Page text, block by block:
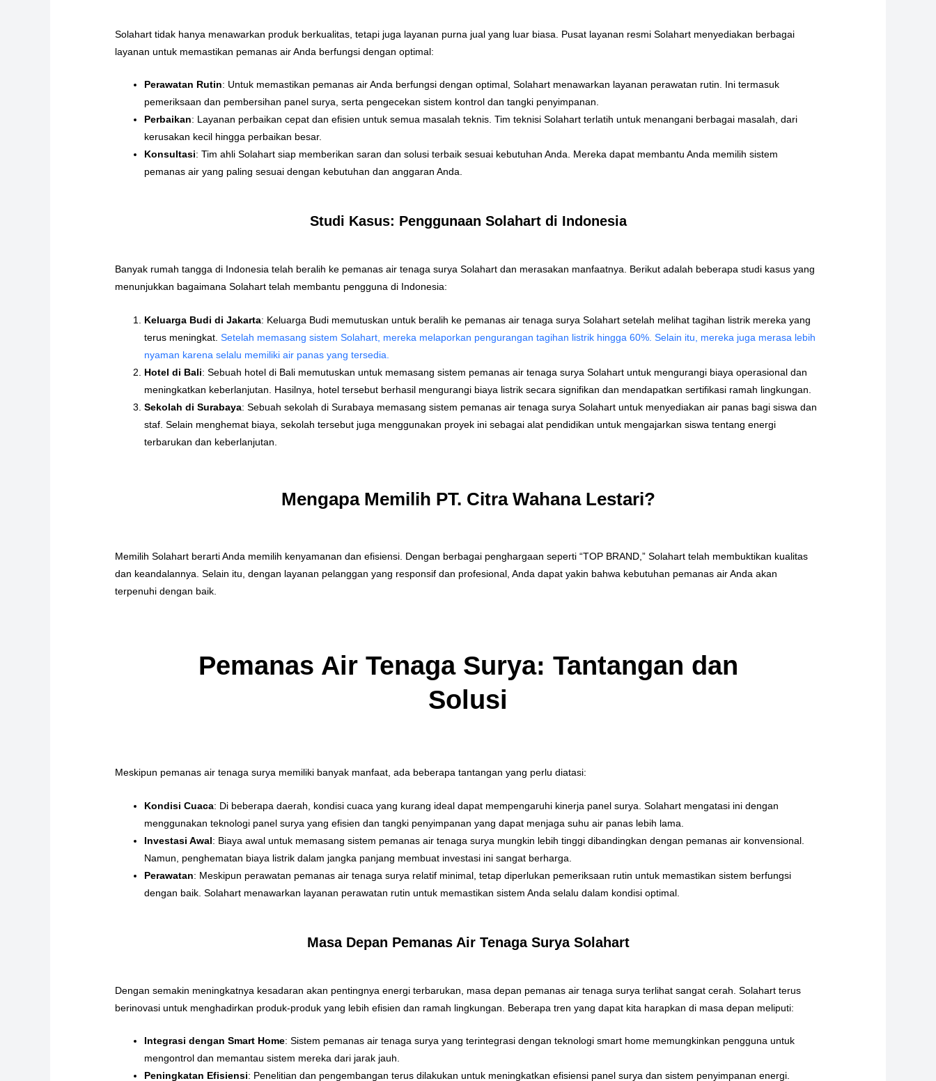
Solahart tidak hanya menawarkan produk berkualitas, tetapi juga layanan purna jual yang luar biasa. Pusat layanan resmi Solahart menyediakan berbagai
layanan untuk memastikan pemanas air Anda berfungsi dengan optimal:
Perawatan Rutin: Untuk memastikan pemanas air Anda berfungsi dengan optimal, Solahart menawarkan layanan perawatan rutin. Ini termasuk
pemeriksaan dan pembersihan panel surya, serta pengecekan sistem kontrol dan tangki penyimpanan.
Perbaikan: Layanan perbaikan cepat dan efisien untuk semua masalah teknis. Tim teknisi Solahart terlatih untuk menangani berbagai masalah, dari
kerusakan kecil hingga perbaikan besar.
Konsultasi: Tim ahli Solahart siap memberikan saran dan solusi terbaik sesuai kebutuhan Anda. Mereka dapat membantu Anda memilih sistem
pemanas air yang paling sesuai dengan kebutuhan dan anggaran Anda.
Studi Kasus: Penggunaan Solahart di Indonesia
Banyak rumah tangga di Indonesia telah beralih ke pemanas air tenaga surya Solahart dan merasakan manfaatnya. Berikut adalah beberapa studi kasus yang
menunjukkan bagaimana Solahart telah membantu pengguna di Indonesia:
Keluarga Budi di Jakarta: Keluarga Budi memutuskan untuk beralih ke pemanas air tenaga surya Solahart setelah melihat tagihan listrik mereka yang
terus meningkat.Setelah memasang sistem Solahart, mereka melaporkan pengurangan tagihan listrik hingga 60%. Selain itu, mereka juga merasa lebih
nyaman karena selalu memiliki air panas yang tersedia.
Hotel di Bali: Sebuah hotel di Bali memutuskan untuk memasang sistem pemanas air tenaga surya Solahart untuk mengurangi biaya operasional dan
meningkatkan keberlanjutan. Hasilnya, hotel tersebut berhasil mengurangi biaya listrik secara signifikan dan mendapatkan sertifikasi ramah lingkungan.
Sekolah di Surabaya: Sebuah sekolah di Surabaya memasang sistem pemanas air tenaga surya Solahart untuk menyediakan air panas bagi siswa dan
staf. Selain menghemat biaya, sekolah tersebut juga menggunakan proyek ini sebagai alat pendidikan untuk mengajarkan siswa tentang energi
terbarukan dan keberlanjutan.
Mengapa Memilih PT. Citra Wahana Lestari?
Memilih Solahart berarti Anda memilih kenyamanan dan efisiensi. Dengan berbagai penghargaan seperti “TOP BRAND,” Solahart telah membuktikan kualitas
dan keandalannya. Selain itu, dengan layanan pelanggan yang responsif dan profesional, Anda dapat yakin bahwa kebutuhan pemanas air Anda akan
terpenuhi dengan baik.
Pemanas Air Tenaga Surya: Tantangan dan
Solusi
Meskipun pemanas air tenaga surya memiliki banyak manfaat, ada beberapa tantangan yang perlu diatasi:
Kondisi Cuaca: Di beberapa daerah, kondisi cuaca yang kurang ideal dapat mempengaruhi kinerja panel surya. Solahart mengatasi ini dengan
menggunakan teknologi panel surya yang efisien dan tangki penyimpanan yang dapat menjaga suhu air panas lebih lama.
Investasi Awal: Biaya awal untuk memasang sistem pemanas air tenaga surya mungkin lebih tinggi dibandingkan dengan pemanas air konvensional.
Namun, penghematan biaya listrik dalam jangka panjang membuat investasi ini sangat berharga.
Perawatan: Meskipun perawatan pemanas air tenaga surya relatif minimal, tetap diperlukan pemeriksaan rutin untuk memastikan sistem berfungsi
dengan baik. Solahart menawarkan layanan perawatan rutin untuk memastikan sistem Anda selalu dalam kondisi optimal.
Masa Depan Pemanas Air Tenaga Surya Solahart
Dengan semakin meningkatnya kesadaran akan pentingnya energi terbarukan, masa depan pemanas air tenaga surya terlihat sangat cerah. Solahart terus
berinovasi untuk menghadirkan produk-produk yang lebih efisien dan ramah lingkungan. Beberapa tren yang dapat kita harapkan di masa depan meliputi:
Integrasi dengan Smart Home: Sistem pemanas air tenaga surya yang terintegrasi dengan teknologi smart home memungkinkan pengguna untuk
mengontrol dan memantau sistem mereka dari jarak jauh.
Peningkatan Efisiensi: Penelitian dan pengembangan terus dilakukan untuk meningkatkan efisiensi panel surya dan sistem penyimpanan energi.